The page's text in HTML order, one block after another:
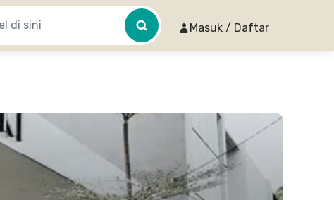
Masuk / Daftar